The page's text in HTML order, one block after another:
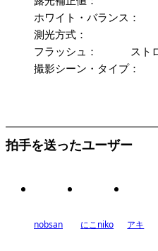
ホワイト・バランス：
測光方式：
フラッシュ：
スト
撮影シーン・タイプ：
拍手を送ったユーザー
nobsan にこniko アキ